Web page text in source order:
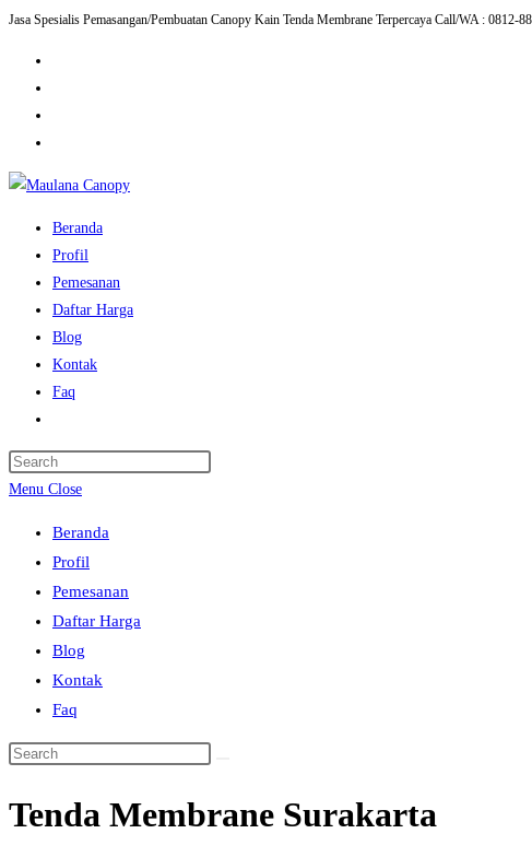
Skip
Jasa Spesialis Pemasangan/Pembuatan Canopy Kain Tenda Membrane Terpercaya Call/WA : 0812-
Beranda
Profil
Pemesanan
Daftar Harga
Blog
Kontak
Faq
search
Menu Close
Beranda
Profil
Pemesanan
Daftar Harga
Blog
Kontak
Faq
Search
website
Tenda Membrane Surakarta